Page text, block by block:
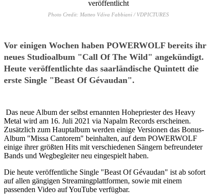
Photo Credit: Matteo Vdiva Fabbiani / VDPICTURES
Vor einigen Wochen haben POWERWOLF bereits ihr
neues Studioalbum "Call Of The Wild" angekündigt.
Heute veröffentlichte das saarländische Quintett die
erste Single "Beast Of Gévaudan".
Das neue Album der selbst ernannten Hohepriester des Heavy
Metal wird am 16. Juli 2021 via Napalm Records erscheinen.
Zusätzlich zum Hauptalbum werden einige Versionen das Bonus-
Album "Missa Cantorem" beinhalten, auf dem POWERWOLF
einige ihrer größten Hits mit verschiedenen Sängern befreundeter
Bands und Wegbegleiter neu eingespielt haben.
Die heute veröffentliche Single "Beast Of Gévaudan" ist ab sofort
auf allen gängigen Streamingplattformen, sowie mit einem
passenden Video auf YouTube verfügbar.